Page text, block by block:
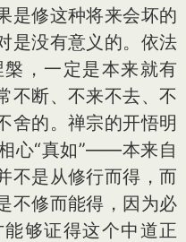
是修这种将来会坏的
是没有意义的。依法
，一定是本来就有
不断、不来不去、不
舍的。禅宗的开悟明
心“真如”——本来自
不是从修行而得，而
不修而能得，因为必
够证得这个中道正